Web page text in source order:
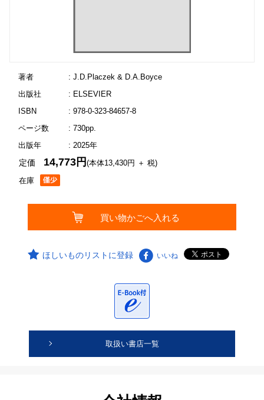
著者
: J.D.Placzek & D.A.Boyce
出版社
: ELSEVIER
ISBN
: 978-0-323-84657-8
ページ数
: 730pp.
出版年
: 2025年
在庫
定価 14,773円(本体13,430円 ＋ 税)
ほしいものリストに登録 いいね
取扱い書店一覧